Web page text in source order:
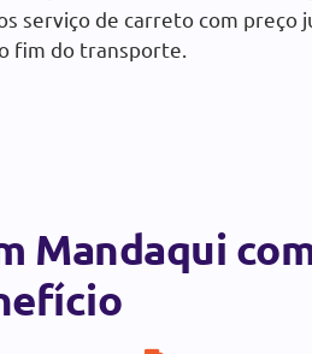
serviço de carreto com preço
fim do transporte.
Mandaqui